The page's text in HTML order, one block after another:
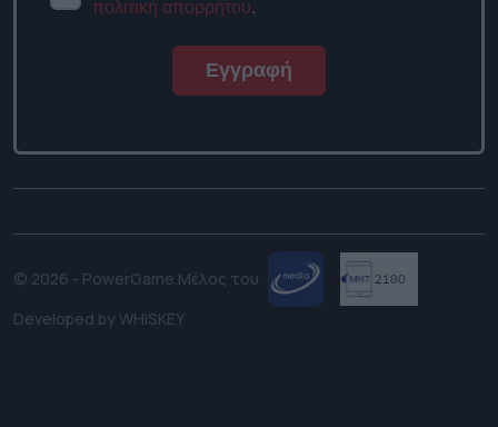
πολιτική απορρήτου.
Εγγραφή
© 2026 - PowerGame.Μέλος του
Developed by WHISKEY